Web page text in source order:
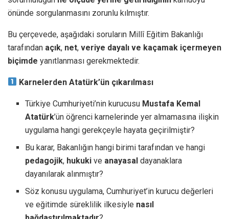
önünde sorgulanmasını zorunlu kılmıştır.
Bu çerçevede, aşağıdaki soruların Millî Eğitim Bakanlığı
tarafından açık, net, veriye dayalı ve kaçamak içermeyen
biçimde yanıtlanması gerekmektedir.
Karnelerden Atatürk’ün çıkarılması
Türkiye Cumhuriyeti’nin kurucusu Mustafa Kemal
Atatürk’ün öğrenci karnelerinde yer almamasına ilişkin
uygulama hangi gerekçeyle hayata geçirilmiştir?
Bu karar, Bakanlığın hangi birimi tarafından ve hangi
pedagojik, hukuki ve anayasal dayanaklara
dayanılarak alınmıştır?
Söz konusu uygulama, Cumhuriyet’in kurucu değerleri
ve eğitimde süreklilik ilkesiyle nasıl